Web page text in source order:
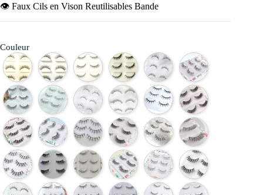
👁️ Faux Cils en Vison Reutilisables Bande
Couleur